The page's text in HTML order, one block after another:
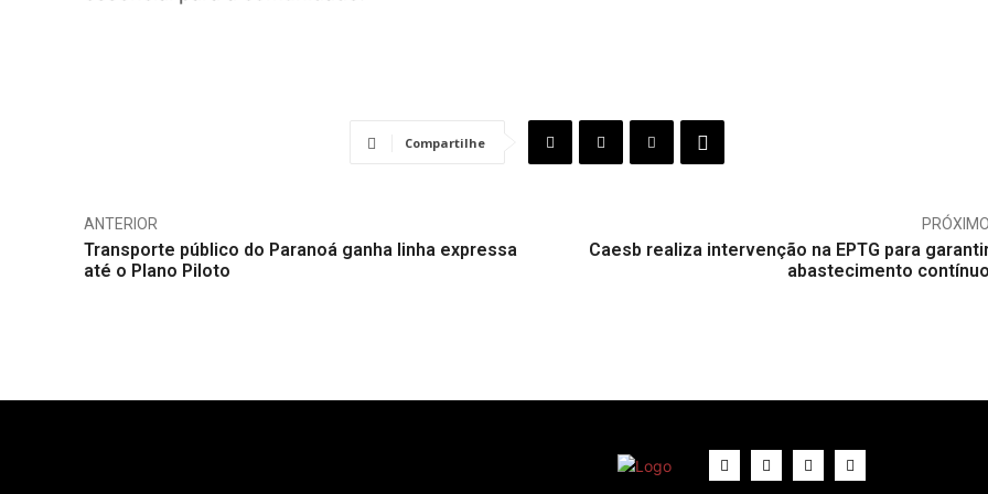
Compartilhe
ANTERIOR
Transporte público do Paranoá ganha linha expressa
até o Plano Piloto
PRÓXIMO
Caesb realiza intervenção na EPTG para
abastecimento contínuo